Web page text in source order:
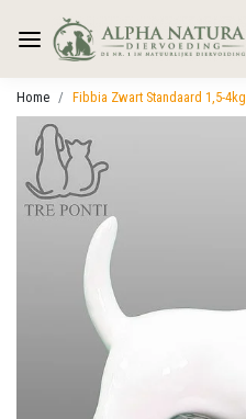
Home Fibbia Zwart Standaard 1,5-4kg